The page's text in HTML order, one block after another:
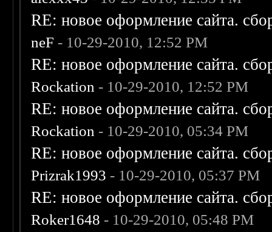
RE: новое оформление сайта.
neF - 10-29-2010, 12:52 PM
RE: новое оформление сайта.
Rockation - 10-29-2010, 12:52 PM
RE: новое оформление сайта.
Rockation - 10-29-2010, 05:34 PM
RE: новое оформление сайта.
Prizrak1993 - 10-29-2010, 05:37 PM
RE: новое оформление сайта.
Roker1648 - 10-29-2010, 05:48 PM